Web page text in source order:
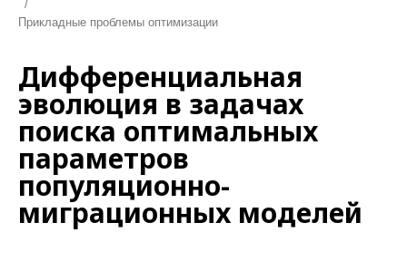
/
Прикладные проблемы оптимизации
Дифференциальная
эволюция в задачах
поиска оптимальных
параметров
популяционно-
миграционных моделей